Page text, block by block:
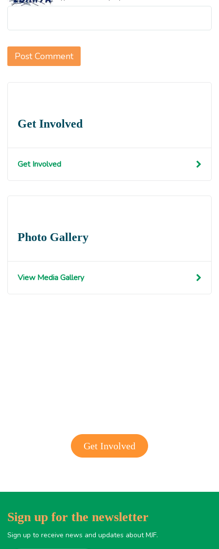
Get Involved
Get Involved
Photo Gallery
View Media Gallery
Get Involved
Sign up for the newsletter
Sign up to receive news and updates about MJF.